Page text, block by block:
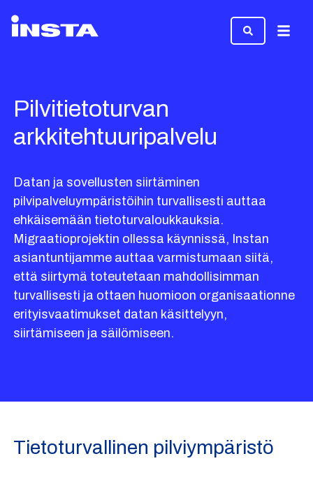
Pilvitietoturvan
arkkitehtuuripalvelu
Datan ja sovellusten siirtäminen
pilvipalveluympäristöihin turvallisesti auttaa
ehkäisemään tietoturvaloukkauksia.
Migraatioprojektin ollessa käynnissä, Instan
asiantuntijamme auttaa varmistumaan siitä,
että siirtymä toteutetaan mahdollisimman
turvallisesti ja ottaen huomioon organisaationne
erityisvaatimukset datan käsittelyyn,
siirtämiseen ja säilömiseen.
Tietoturvallinen pilviympäristö